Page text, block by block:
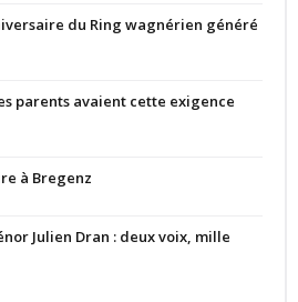
du Ring wagnérien généré
parents avaient cette exigence
à Bregenz
Julien Dran : deux voix, mille